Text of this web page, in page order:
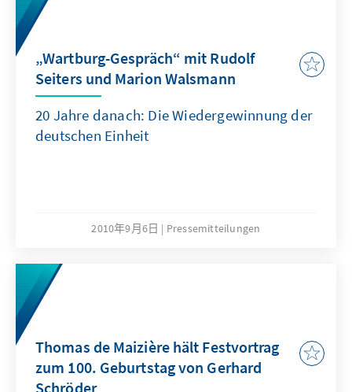
„Wartburg-Gespräch“ mit Rudolf
Seiters und Marion Walsmann
20 Jahre danach: Die Wiedergewinnung der
deutschen Einheit
2010年9月6日 Pressemitteilungen
Thomas de Maizière hält Festvortrag
zum 100. Geburtstag von Gerhard
Schröder